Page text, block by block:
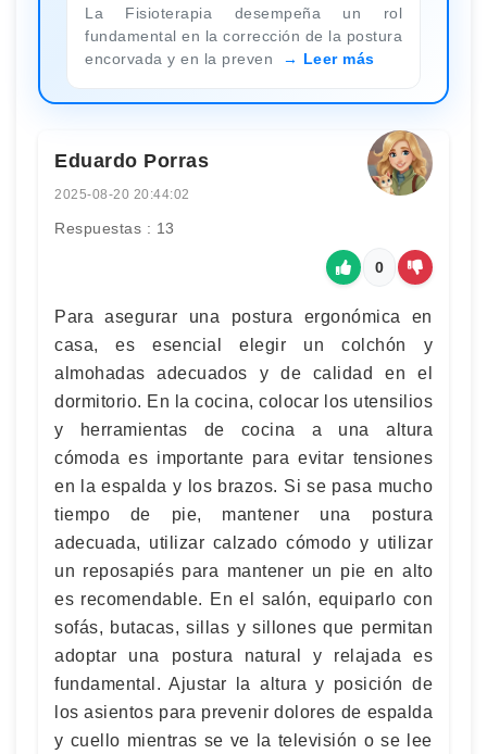
La Fisioterapia desempeña un rol
fundamental en la corrección de la postura
encorvada y en la preven
Leer más
Eduardo Porras
2025-08-20 20:44:02
Respuestas : 13
0
Para asegurar una postura ergonómica en
casa, es esencial elegir un colchón y
almohadas adecuados y de calidad en el
dormitorio. En la cocina, colocar los utensilios
y herramientas de cocina a una altura
cómoda es importante para evitar tensiones
en la espalda y los brazos. Si se pasa mucho
tiempo de pie, mantener una postura
adecuada, utilizar calzado cómodo y utilizar
un reposapiés para mantener un pie en alto
es recomendable. En el salón, equiparlo con
sofás, butacas, sillas y sillones que permitan
adoptar una postura natural y relajada es
fundamental. Ajustar la altura y posición de
los asientos para prevenir dolores de espalda
y cuello mientras se ve la televisión o se lee